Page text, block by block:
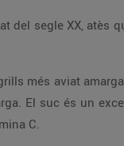
del segle XX, atès
més aviat
El suc és un
C.